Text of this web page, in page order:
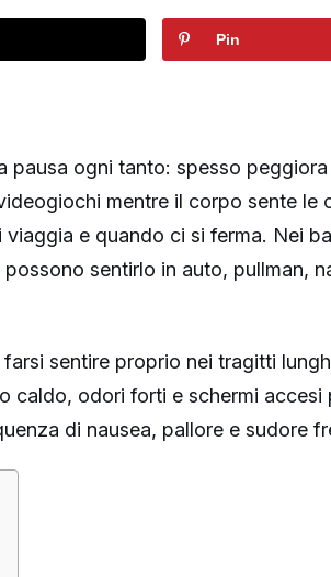
Pin
pausa ogni tanto: spesso
mentre il corpo sente le
e quando ci si ferma. Nei
sentirlo in auto, pullman,
sentire proprio nei tragitti
caldo, odori forti e schermi accesi
di nausea, pallore e sudore